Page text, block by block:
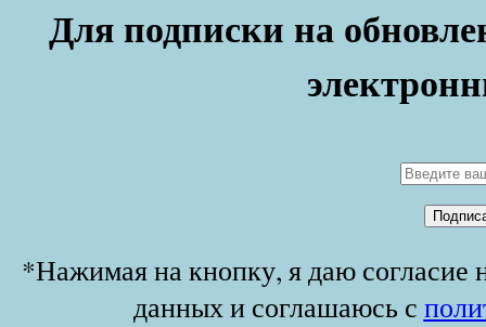
Для подписки на
*Нажимая на кнопку, я даю согласие
данных и соглашаюсь с